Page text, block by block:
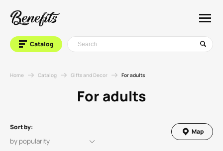
Catalog
Home Catalog Gifts and Decor For adults
For adults
Sort by:
Map